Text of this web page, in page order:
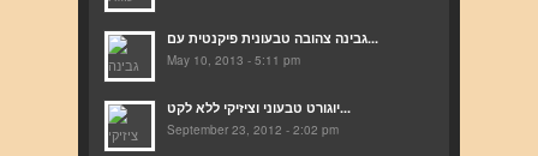
גבינה צהובה טבעונית פיקנטית עם...
May 10, 2013 - 5:11 pm
יוגורט טבעוני וציזיקי ללא לקט...
September 23, 2012 - 2:02 pm